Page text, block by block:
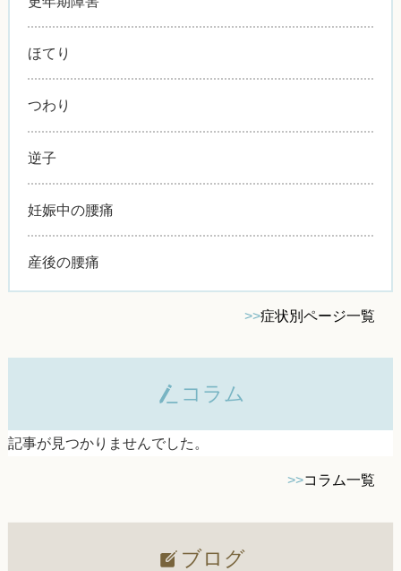
ほてり
つわり
逆子
妊娠中の腰痛
産後の腰痛
>>症状別ページ一覧
コラム
記事が見つかりませんでした。
>>コラム一覧
ブログ